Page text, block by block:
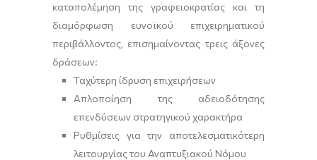
καταπολέμηση της γραφειοκρατίας και τη
διαμόρφωση ευνοϊκού επιχειρηματικού
περιβάλλοντος, επισημαίνοντας τρεις άξονες
δράσεων:
Ταχύτερη ίδρυση επιχειρήσεων
Απλοποίηση της αδειοδότησης
επενδύσεων στρατηγικού χαρακτήρα
Ρυθμίσεις για την αποτελεσματικότερη
λειτουργίας του Αναπτυξιακού Νόμου